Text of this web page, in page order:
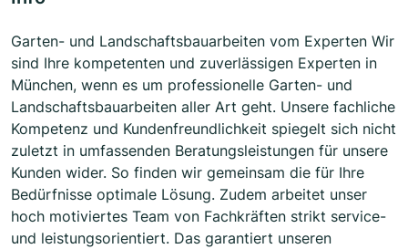
Garten- und Landschaftsbauarbeiten vom Experten Wir
sind Ihre kompetenten und zuverlässigen Experten in
München, wenn es um professionelle Garten- und
Landschaftsbauarbeiten aller Art geht. Unsere fachliche
Kompetenz und Kundenfreundlichkeit spiegelt sich nicht
zuletzt in umfassenden Beratungsleistungen für unsere
Kunden wider. So finden wir gemeinsam die für Ihre
Bedürfnisse optimale Lösung. Zudem arbeitet unser
hoch motiviertes Team von Fachkräften strikt service-
und leistungsorientiert. Das garantiert unseren